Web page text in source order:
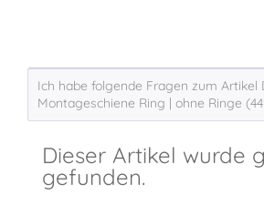
Dieser Artikel wurde
gefunden.